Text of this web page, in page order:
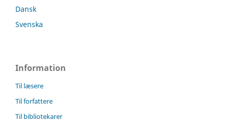
Dansk
Svenska
Information
Til læsere
Til forfattere
Til bibliotekarer